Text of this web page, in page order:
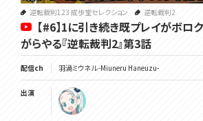
逆転裁判123 成歩堂セレクション 逆転裁判2
【#6】1に引き続き既プレイがボロ
がらやる『逆転裁判2』第3話
配信ch 羽渦ミウネル -Miuneru Haneuzu-
出演